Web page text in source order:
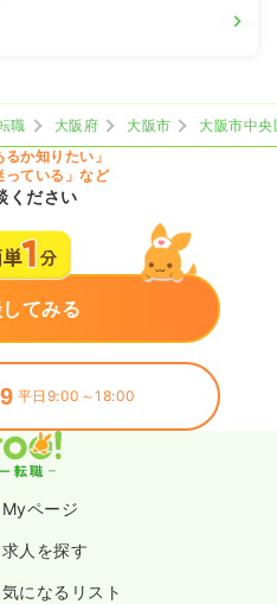
職 大阪府 大阪市
大阪市中央
るか知りたい」
っている」など
ください
てみる
平日9:00～18:00
Myページ
求人を探す
気になるリスト